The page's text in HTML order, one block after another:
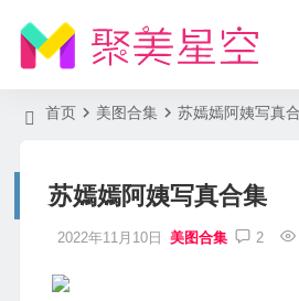
首页 美图合集 苏嫣嫣阿姨写真
苏嫣嫣阿姨写真合集
2022年11月10日 美图合集 2